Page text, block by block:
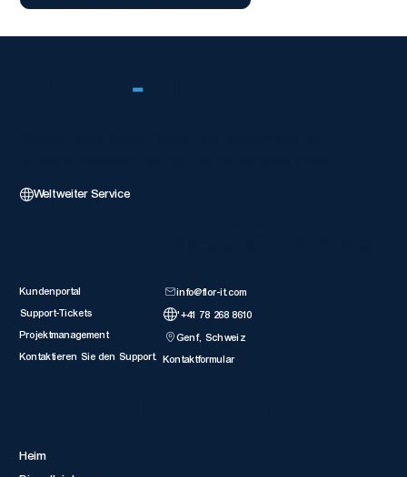
-
Weltweiter Service
Kundenportal
Support-Tickets
Projektmanagement
Kontaktieren Sie den Support.
info@flor-it.com
'+41 78 268 8610
Genf, Schweiz
Kontaktformular
Heim